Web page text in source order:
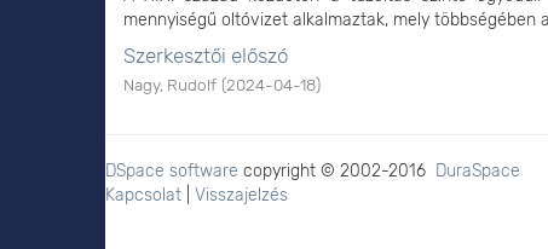
mennyiségű oltóvizet alkalmaztak, mely többségében
Szerkesztői előszó
Nagy, Rudolf (2024-04-18)
DSpace software copyright © 2002-2016 DuraSpace
Kapcsolat
Visszajelzés